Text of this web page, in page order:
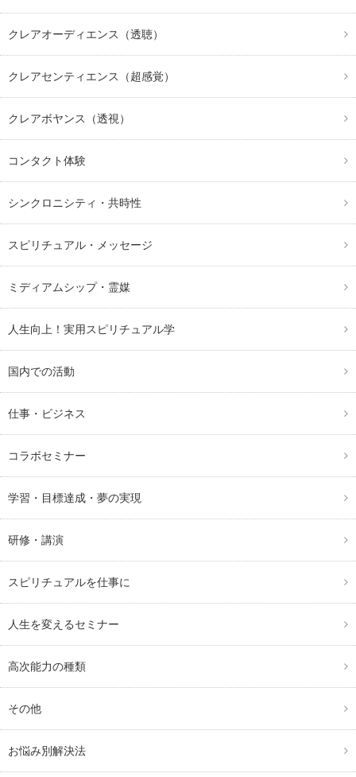
クレアオーディエンス（透聴）
クレアセンティエンス（超感覚）
クレアボヤンス（透視）
コンタクト体験
シンクロニシティ・共時性
スピリチュアル・メッセージ
ミディアムシップ・霊媒
人生向上！実用スピリチュアル学
国内での活動
仕事・ビジネス
コラボセミナー
学習・目標達成・夢の実現
研修・講演
スピリチュアルを仕事に
人生を変えるセミナー
高次能力の種類
その他
お悩み別解決法